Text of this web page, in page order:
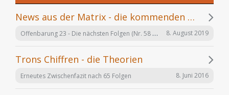
News aus der Matrix - die kommenden Folgen
Offenbarung 23 - Die nächsten Folgen (Nr. 58 bis X) 8. August 2019
Trons Chiffren - die Theorien
Erneutes Zwischenfazit nach 65 Folgen 8. Juni 2016